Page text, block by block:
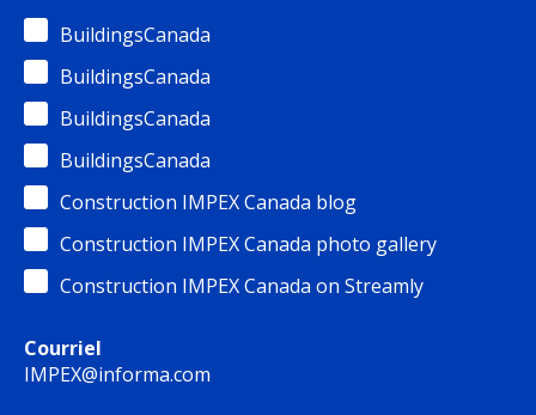
BuildingsCanada
BuildingsCanada
BuildingsCanada
BuildingsCanada
Construction IMPEX Canada blog
Construction IMPEX Canada photo gallery
Construction IMPEX Canada on Streamly
Courriel
IMPEX@informa.com